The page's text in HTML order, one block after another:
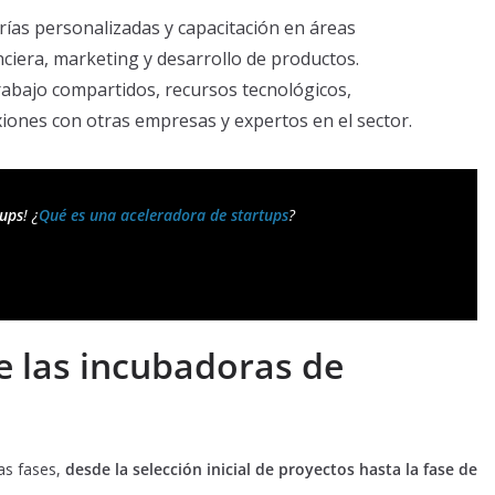
personalizadas y capacitación en áreas
marketing y desarrollo de productos.
compartidos, recursos tecnológicos,
con otras empresas y expertos en el sector.
! ¿Qué es una aceleradora de startups?
las incubadoras de
fases, desde la selección inicial de proyectos hasta la fase de